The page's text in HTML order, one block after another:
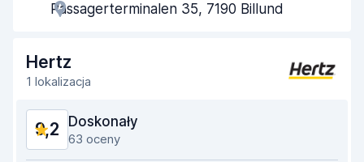
Szybkość odbioru
Szybkość zwrotu 9,4
Czystość samochodu
Stan samochodu
Passagerterminalen 35, 7190 Billund
Hertz
1 lokalizacja
9,2 Doskonały
63 oceny